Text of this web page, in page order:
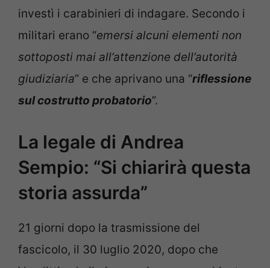
investì i carabinieri di indagare. Secondo i
militari erano “emersi alcuni elementi non
sottoposti mai all’attenzione dell’autorità
giudiziaria” e che aprivano una “riflessione
sul costrutto probatorio”.
La legale di Andrea
Sempio: “Si chiarirà questa
storia assurda”
21 giorni dopo la trasmissione del
fascicolo, il 30 luglio 2020, dopo che